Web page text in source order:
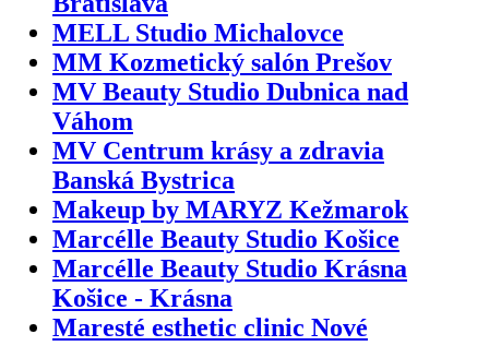
MELL Studio Michalovce
MM Kozmetický salón Prešov
MV Beauty Studio Dubnica nad
Váhom
MV Centrum krásy a zdravia
Banská Bystrica
Makeup by MARYZ Kežmarok
Marcélle Beauty Studio Košice
Marcélle Beauty Studio Krásna
Košice - Krásna
Maresté esthetic clinic Nové